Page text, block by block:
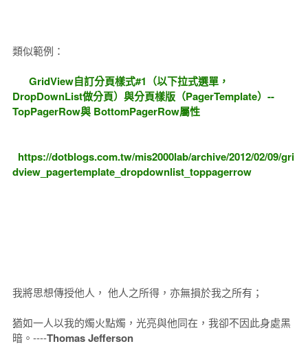
類似範例：
GridView自訂分頁樣式#1（以下拉式選單，
DropDownList做分頁）與分頁樣版（PagerTemplate）--
TopPagerRow與 BottomPagerRow屬性
https://dotblogs.com.tw/mis2000lab/archive/2012/02/09/gri
dview_pagertemplate_dropdownlist_toppagerrow
我將思想傳授他人， 他人之所得，亦無損於我之所有；
猶如一人以我的燭火點燭，光亮與他同在，我卻不因此身處黑
暗。----Thomas Jefferson